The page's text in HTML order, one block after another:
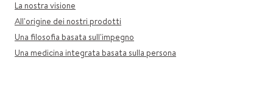
La nostra visione
All'origine dei nostri prodotti
Una filosofia basata sull'impegno
Una medicina integrata basata sulla persona